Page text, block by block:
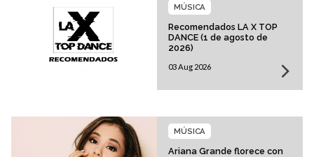
Recomendados LA X TOP
DANCE (1 de agosto de
2026)
MÚSICA
03 Aug 2026
Ariana Grande florece con
MÚSICA